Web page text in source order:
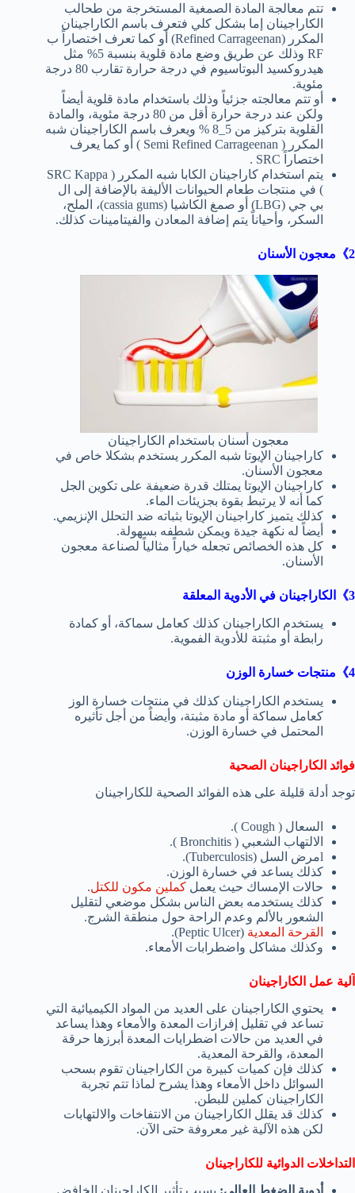
تتم معالجة المادة الصمغية المستخرجة من طحالب
الكاراجينان إما بشكل كلي فتعرف باسم الكاراجينان
المكرر (Refined Carrageenan) أو كما تعرف اختصاراً ب
RF وذلك عن طريق وضع مادة قلوية بنسبة 5% مثل
هيدروكسيد البوتاسيوم في درجة حرارة تقارب 80 درجة
مئوية.
أو تتم معالجته جزئياً وذلك باستخدام مادة قلوية أيضاً
ولكن عند درجة حرارة أقل من 80 درجة مئوية، والمادة
القلوية بتركيز من 5_8 % ويعرف باسم الكاراجينان شبه
المكرر ( Semi Refined Carrageenan ) أو كما يعرف
اختصاراً SRC .
يتم استخدام كاراجينان الكابا شبه المكرر ( SRC Kappa
) في منتجات طعام الحيوانات الأليفة بالإضافة إلى ال
بي جي (LBG) أو صمغ الكاشيا (cassia gums)، الملح،
السكر، وأحياناً يتم إضافة المعادن والفيتامينات كذلك.
2》معجون الأسنان
معجون أسنان باستخدام الكاراجينان
كاراجينان الإيوتا شبه المكرر يستخدم بشكلا خاص في
معجون الأسنان.
كاراجينان الإيوتا يمتلك قدرة ضعيفة على تكوين الجل
كما أنه لا يرتبط بقوة بجزيئات الماء.
كذلك يتميز كاراجينان الإيوتا بثباته ضد التحلل الإنزيمي.
أيضاً له نكهة جيدة ويمكن شطفه بسهولة.
كل هذه الخصائص تجعله خياراً مثالياً لصناعة معجون
الأسنان.
3》الكاراجينان في الأدوية المعلقة
يستخدم الكاراجينان كذلك كعامل سماكة، أو كمادة
رابطة أو مثبتة للأدوية الفموية.
4》منتجات خسارة الوزن
يستخدم الكاراجينان كذلك في منتجات خسارة الوز
كعامل سماكة أو مادة مثبتة، وأيضاً من أجل تأثيره
المحتمل في خسارة الوزن.
فوائد الكاراجينان الصحية
توجد أدلة قليلة على هذه الفوائد الصحية للكاراجينان
السعال ( Cough ).
الالتهاب الشعبي ( Bronchitis ).
lمرض السل (Tuberculosis).
كذلك يساعد في خسارة الوزن.
حالات الإمساك حيث يعمل كملين مكون للكتل.
كذلك يستخدمه بعض الناس بشكل موضعي لتقليل
الشعور بالألم وعدم الراحة حول منطقة الشرج.
القرحة المعدية (Peptic Ulcer).
وكذلك مشاكل واضطرابات الأمعاء.
آلية عمل الكاراجينان
يحتوي الكاراجينان على العديد من المواد الكيميائية التي
تساعد في تقليل إفرازات المعدة والأمعاء وهذا يساعد
في العديد من حالات اضطرايات المعدة أبرزها حرقة
المعدة، والقرحة المعدية.
كذلك فإن كميات كبيرة من الكاراجينان تقوم بسحب
السوائل داخل الأمعاء وهذا يشرح لماذا تتم تجربة
الكاراجينان كملين للبطن.
كذلك قد يقلل الكاراجينان من الانتفاخات والالتهابات
لكن هذه الآلية غير معروفة حتى الآن.
التداخلات الدوائية للكاراجينان
أدوية الضغط العالي: بسبب تأثير الكاراجينان الخافض